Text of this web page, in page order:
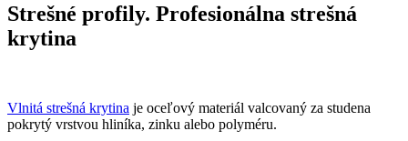
Strešné profily. Profesionálna strešná
krytina
Vlnitá strešná krytina je oceľový materiál valcovaný za studena
pokrytý vrstvou hliníka, zinku alebo polyméru.